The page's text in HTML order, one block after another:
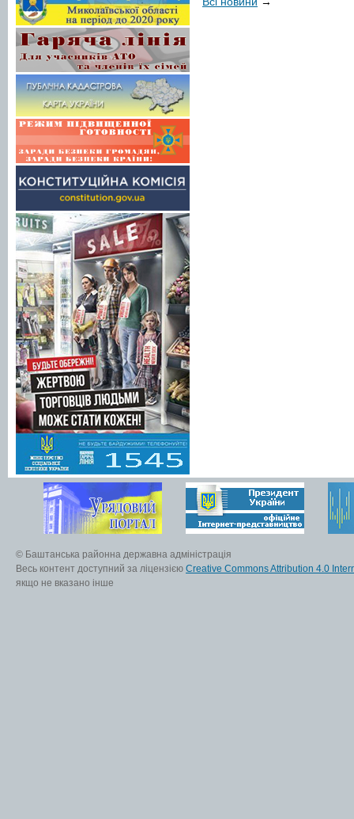
© Баштанська районна державна адміністрація
Весь контент доступний за ліцензією Creative Commons Attribution 4.0
якщо не вказано інше